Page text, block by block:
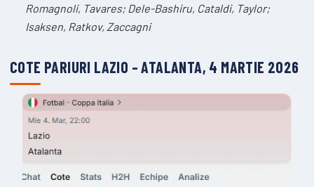
Romagnoli, Tavares; Dele-Bashiru, Cataldi, Taylor;
Isaksen, Ratkov, Zaccagni
COTE PARIURI LAZIO – ATALANTA, 4 MARTIE 2026